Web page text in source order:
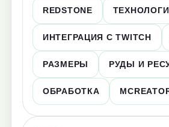
REDSTONE
ИНТЕГРАЦИЯ С TWITCH
РАЗМЕРЫ РУДЫ И
ОБРАБОТКА